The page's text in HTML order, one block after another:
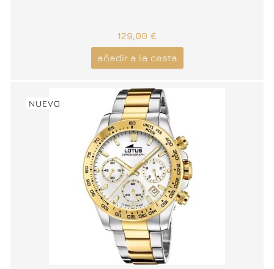
129,00 €
añadir a la cesta
NUEVO